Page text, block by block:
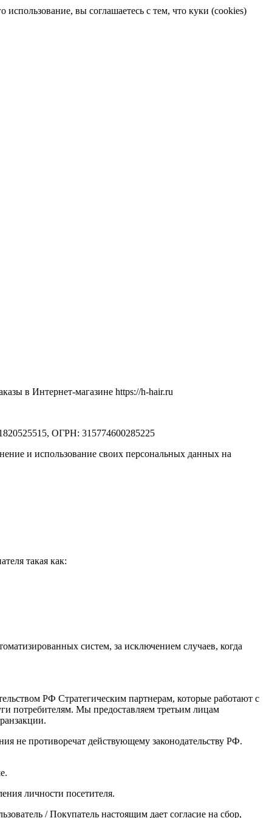
вы соглашаетесь с тем, что куки (cookies)
в Интернет-магазине https://h-hair.ru
ОГРН: 315774600285225
и использование своих персональных данных на
такая как:
систем, за исключением случаев, когда
РФ Стратегическим партнерам, которые работают с
потребителям. Мы предоставляем третьим лицам
не противоречат действующему законодательству РФ.
личности посетителя.
/ Покупатель настоящим дает согласие на сбор,